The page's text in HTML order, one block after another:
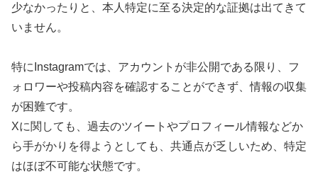
少なかったりと、本人特定に至る決定的な証拠は出てきて
いません。
特にInstagramでは、アカウントが非公開である限り、フ
ォロワーや投稿内容を確認することができず、情報の収集
が困難です。
Xに関しても、過去のツイートやプロフィール情報などか
ら手がかりを得ようとしても、共通点が乏しいため、特定
はほぼ不可能な状態です。